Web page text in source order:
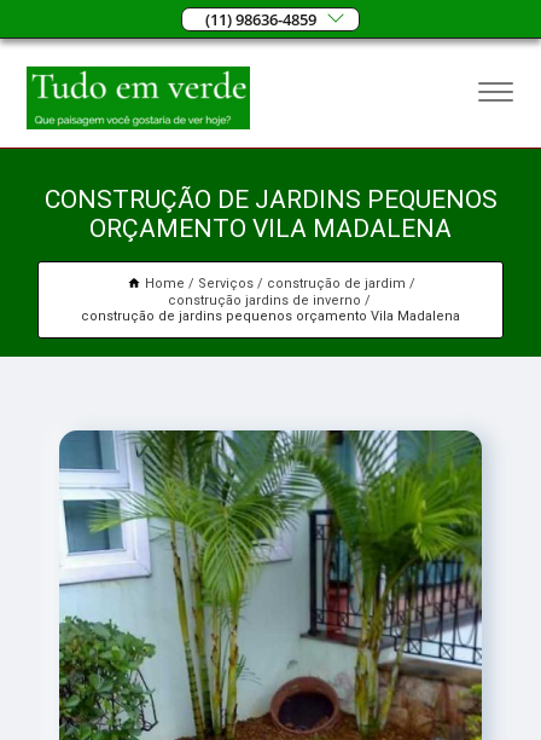
(11) 98636-4859
CONSTRUÇÃO DE JARDINS PEQUENOS
ORÇAMENTO VILA MADALENA
Home Serviços
construção de jardim
construção jardins de inverno
construção de jardins pequenos orçamento Vila Madalena